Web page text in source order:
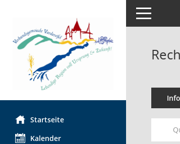
Startseite
Kalender
Toggle